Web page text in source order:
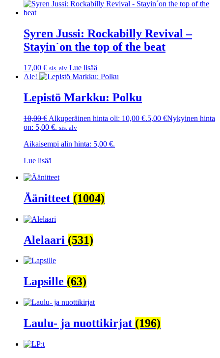
Syren Jussi: Rockabilly Revival –
Stayin´on the top of the beat
17,00 € sis. alv Lue lisää
Ale!
Lepistö Markku: Polku
10,00€ Alkuperäinen hinta oli: 10,00 €.5,00 €Nykyinen hinta
on: 5,00 €. sis. alv
Aikaisempi alin hinta: 5,00 €.
Lue lisää
Äänitteet (1004)
Alelaari (531)
Lapsille (63)
Laulu- ja nuottikirjat (196)